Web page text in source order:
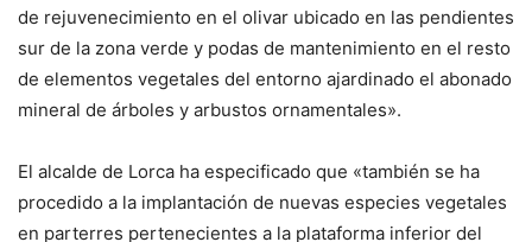
de rejuvenecimiento en el olivar ubicado en las pendientes
sur de la zona verde y podas de mantenimiento en el resto
de elementos vegetales del entorno ajardinado el abonado
mineral de árboles y arbustos ornamentales».
El alcalde de Lorca ha especificado que «también se ha
procedido a la implantación de nuevas especies vegetales
en parterres pertenecientes a la plataforma inferior del